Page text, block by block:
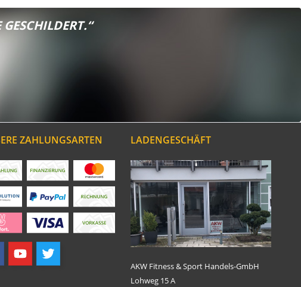
ZAHLUNGSARTEN LADENGESCHÄFT
AKW Fitness & Sport Handels-GmbH
Lohweg 15 A